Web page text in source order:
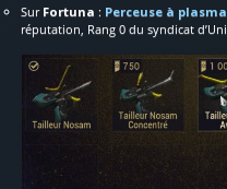
Sur Fortuna : Perceuse à
réputation, Rang 0 du syndicat